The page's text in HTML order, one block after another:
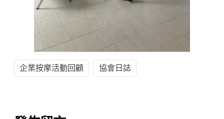
企業按摩活動回顧 協會日誌